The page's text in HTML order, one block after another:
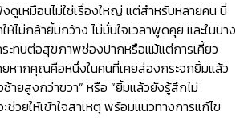
ดูเหมือนไม่ใช่เรื่องใหญ่ แต่สำหรับหลายคน นี่
ไม่กล้ายิ้มกว้าง ไม่มั่นใจเวลาพูดคุย และในบาง
ะทบต่อสุขภาพช่องปากหรือแม้แต่การเคี้ยว
ยหากคุณคือหนึ่งในคนที่เคยส่องกระจกยิ้มแล้ว
ายสูงกว่าขวา” หรือ “ยิ้มแล้วยังรู้สึกไม่
ช่วยให้เข้าใจสาเหตุ พร้อมแนวทางการแก้ไข